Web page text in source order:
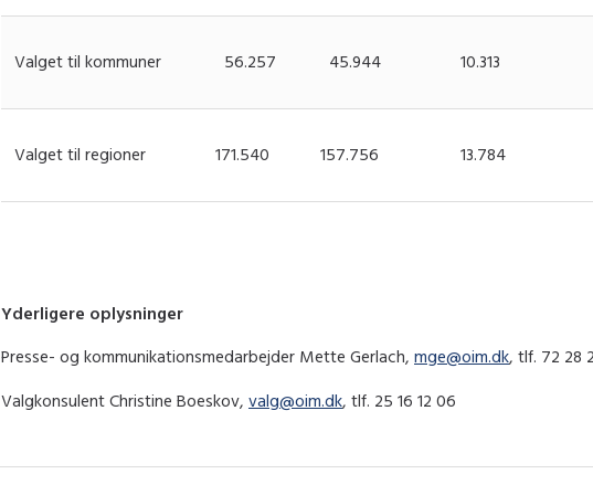
Valget til kommuner 56.257 45.944 10.313
Valget til regioner 171.540 157.756 13.784
Yderligere oplysninger
Presse- og kommunikationsmedarbejder Mette Gerlach, mge@oim.dk, tlf. 72 28
Valgkonsulent Christine Boeskov, valg@oim.dk, tlf. 25 16 12 06